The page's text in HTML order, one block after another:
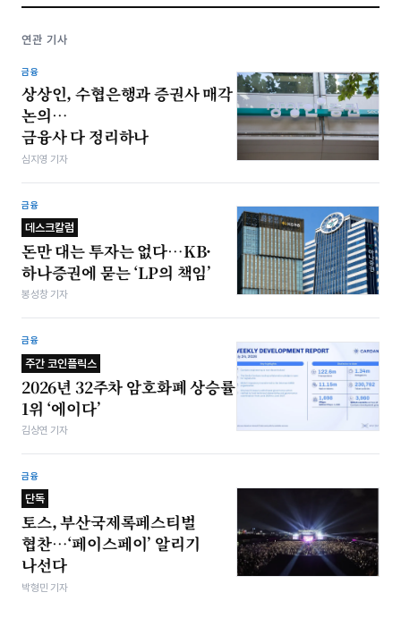
연관 기사
금융
상상인, 수협은행과 증권사 매각
논의…
금융사 다 정리하나
심지영 기자
금융
데스크칼럼
돈만 대는 투자는 없다…KB·
하나증권에 묻는 ‘LP의 책임’
봉성창 기자
금융
주간 코인플릭스
2026년 32주차 암호화폐 상승률
1위 ‘에이다’
김상연 기자
금융
단독
토스, 부산국제록페스티벌
협찬…‘페이스페이’ 알리기
나선다
박형민 기자